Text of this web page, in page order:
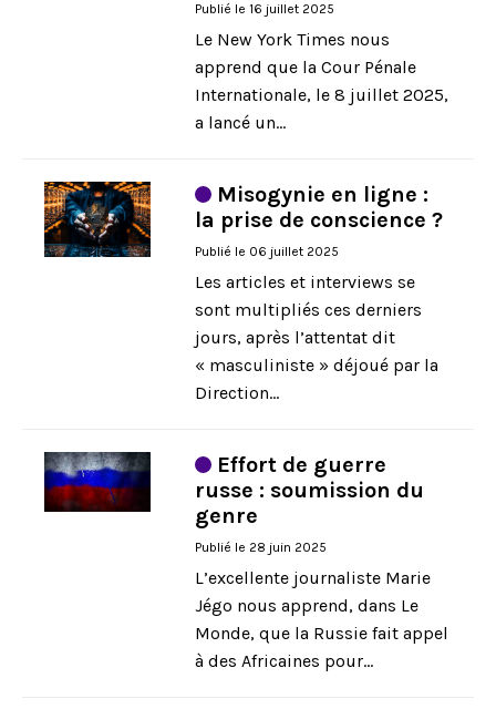
Publié le 16 juillet 2025
Le New York Times nous
apprend que la Cour Pénale
Internationale, le 8 juillet 2025,
a lancé un...
Misogynie en ligne :
la prise de conscience ?
Publié le 06 juillet 2025
Les articles et interviews se
sont multipliés ces derniers
jours, après l’attentat dit
« masculiniste » déjoué par la
Direction...
Effort de guerre
russe : soumission du
genre
Publié le 28 juin 2025
L’excellente journaliste Marie
Jégo nous apprend, dans Le
Monde, que la Russie fait appel
à des Africaines pour...